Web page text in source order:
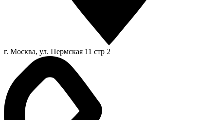
г. Москва, ул. Пермская 11 стр 2